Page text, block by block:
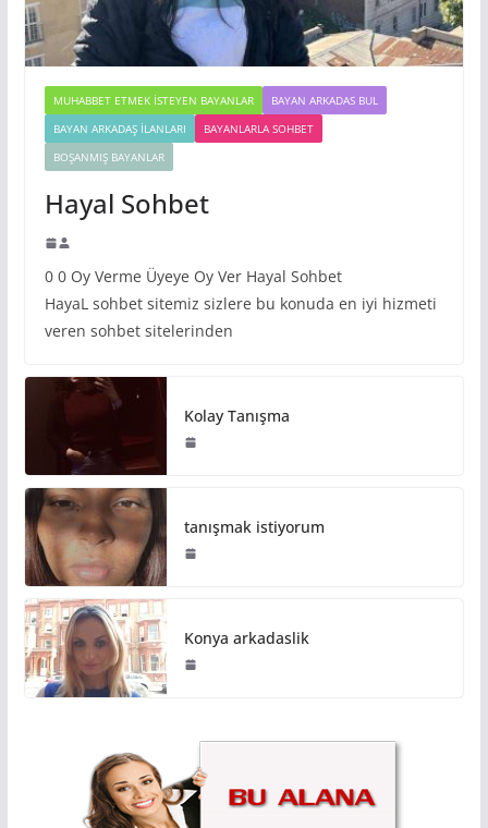
MUHABBET ETMEK İSTEYEN BAYANLAR
BAYAN ARKADAS BUL
BAYAN ARKADAŞ İLANLARI
BAYANLARLA SOHBET
BOŞANMIŞ BAYANLAR
Hayal Sohbet
0 0 Oy Verme Üyeye Oy Ver Hayal Sohbet
HayaL sohbet sitemiz sizlere bu konuda en iyi hizmeti
veren sohbet sitelerinden
Kolay Tanışma
tanışmak istiyorum
Konya arkadaslik